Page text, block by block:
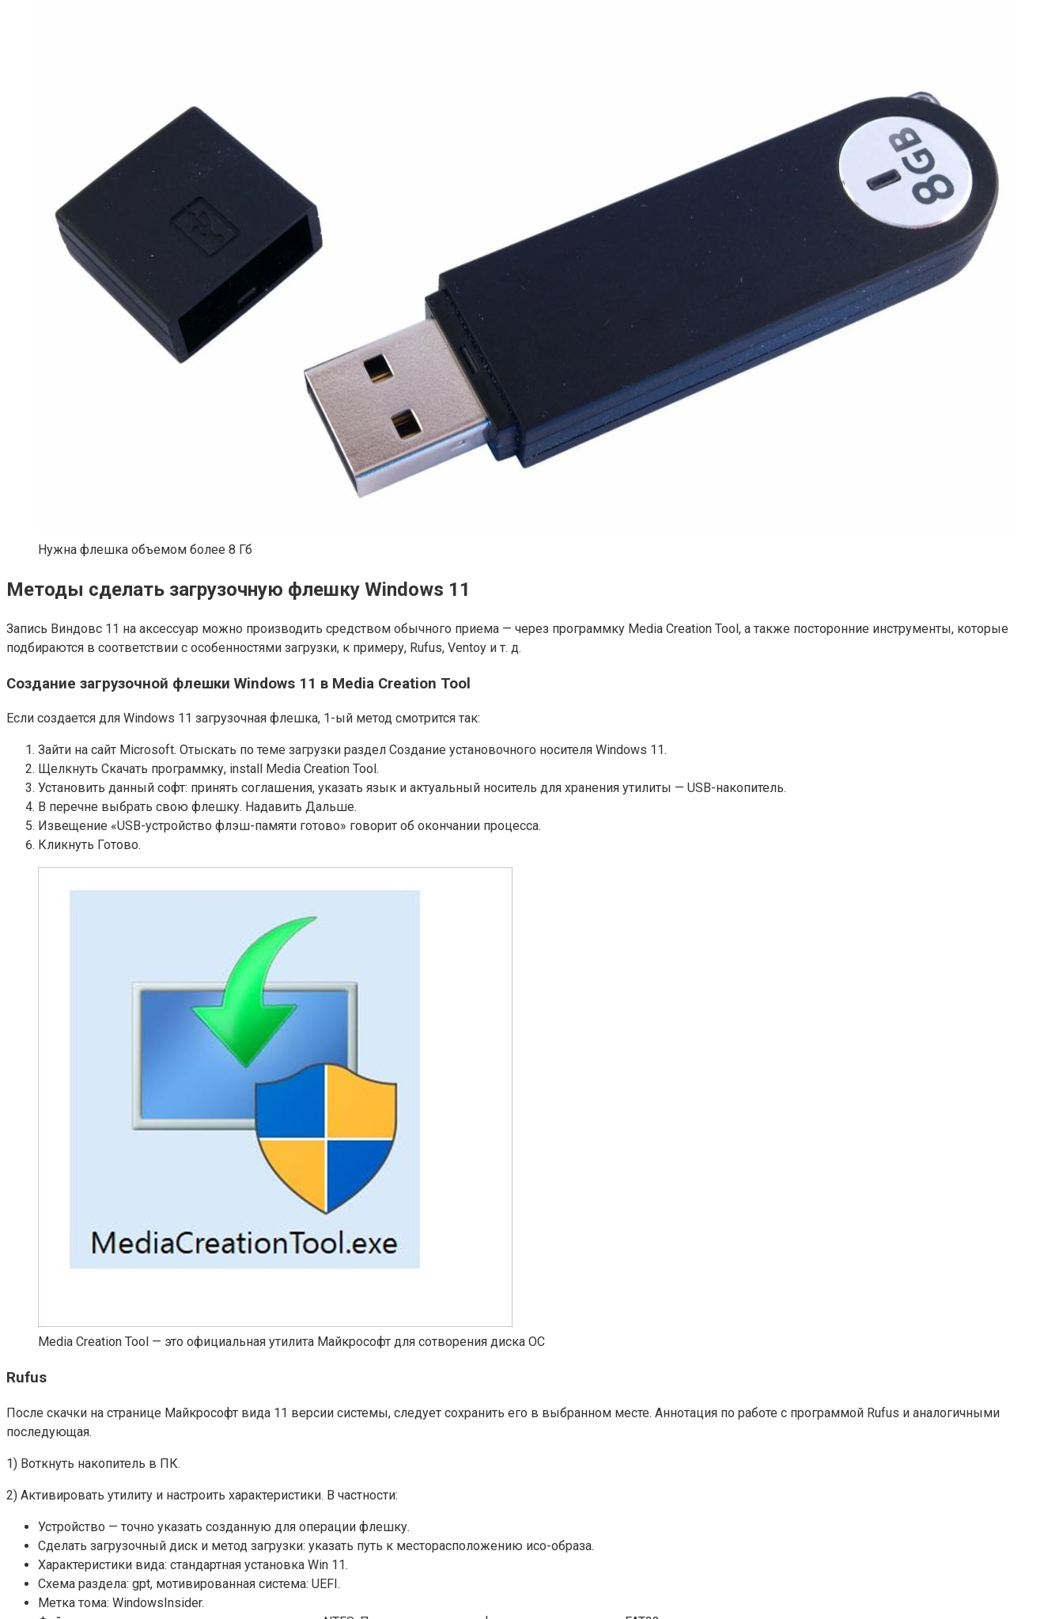
Нужна флешка объемом более 8 Гб
Методы сделать загрузочную флешку Windows 11
Запись Виндовс 11 на аксессуар можно производить средством обычного приема — через программку Media Creation Tool, а также посторонние инструменты, которые
подбираются в соответствии с особенностями загрузки, к примеру, Rufus, Ventoy и т. д.
Создание загрузочной флешки Windows 11 в Media Creation Tool
Если создается для Windows 11 загрузочная флешка, 1-ый метод смотрится так:
Зайти на сайт Microsoft. Отыскать по теме загрузки раздел Создание установочного носителя Windows 11.
Щелкнуть Скачать программку, install Media Creation Tool.
Установить данный софт: принять соглашения, указать язык и актуальный носитель для хранения утилиты — USB-накопитель.
В перечне выбрать свою флешку. Надавить Дальше.
Извещение «USB-устройство флэш-памяти готово» говорит об окончании процесса.
Кликнуть Готово.
Media Creation Tool — это официальная утилита Майкрософт для сотворения диска ОС
Rufus
После скачки на странице Майкрософт вида 11 версии системы, следует сохранить его в выбранном месте. Аннотация по работе с программой Rufus и аналогичными
последующая.
1) Воткнуть накопитель в ПК.
2) Активировать утилиту и настроить характеристики. В частности:
Устройство — точно указать созданную для операции флешку.
Сделать загрузочный диск и метод загрузки: указать путь к месторасположению исо-образа.
Характеристики вида: стандартная установка Win 11.
Схема раздела: gpt, мотивированная система: UEFI.
Метка тома: WindowsInsider.